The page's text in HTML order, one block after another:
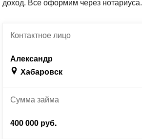
доход. Все оформим через нотариуса.
Контактноелицо
Александр
Хабаровск
Суммазайма
400 000 руб.